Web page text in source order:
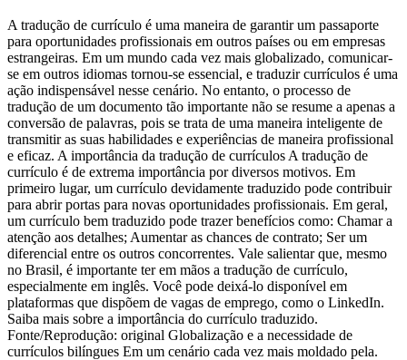
A tradução de currículo é uma maneira de garantir um passaporte
para oportunidades profissionais em outros países ou em empresas
estrangeiras. Em um mundo cada vez mais globalizado, comunicar-
se em outros idiomas tornou-se essencial, e traduzir currículos é uma
ação indispensável nesse cenário. No entanto, o processo de
tradução de um documento tão importante não se resume a apenas a
conversão de palavras, pois se trata de uma maneira inteligente de
transmitir as suas habilidades e experiências de maneira profissional
e eficaz. A importância da tradução de currículos A tradução de
currículo é de extrema importância por diversos motivos. Em
primeiro lugar, um currículo devidamente traduzido pode contribuir
para abrir portas para novas oportunidades profissionais. Em geral,
um currículo bem traduzido pode trazer benefícios como: Chamar a
atenção aos detalhes; Aumentar as chances de contrato; Ser um
diferencial entre os outros concorrentes. Vale salientar que, mesmo
no Brasil, é importante ter em mãos a tradução de currículo,
especialmente em inglês. Você pode deixá-lo disponível em
plataformas que dispõem de vagas de emprego, como o LinkedIn.
Saiba mais sobre a importância do currículo traduzido.
Fonte/Reprodução: original Globalização e a necessidade de
currículos bilíngues Em um cenário cada vez mais moldado pela.